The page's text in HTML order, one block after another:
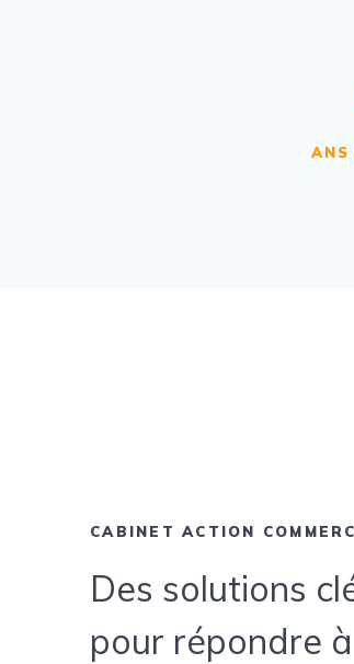
ANS
CABINET ACTION
Des solutions
pour répondre